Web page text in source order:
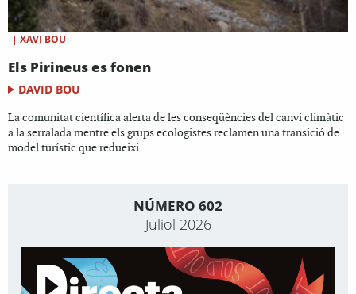
| XAVI BOU
Els Pirineus es fonen
DAVID BOU
La comunitat científica alerta de les conseqüències del canvi climàtic
a la serralada mentre els grups ecologistes reclamen una transició de
model turístic que redueixi...
NÚMERO 602
Juliol 2026